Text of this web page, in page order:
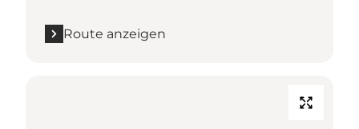
Route anzeigen